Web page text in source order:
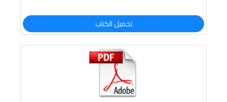
تحميل الكتاب